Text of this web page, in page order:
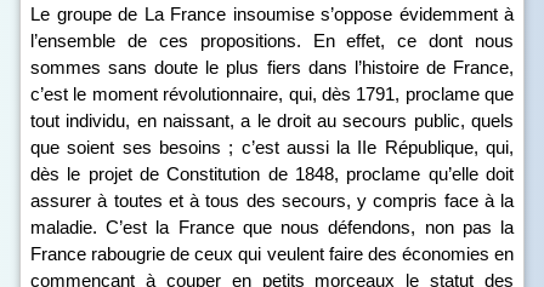
Le groupe de La France insoumise s’oppose évidemment à
l’ensemble de ces propositions. En effet, ce dont nous
sommes sans doute le plus fiers dans l’histoire de France,
c’est le moment révolutionnaire, qui, dès 1791, proclame que
tout individu, en naissant, a le droit au secours public, quels
que soient ses besoins ; c’est aussi la IIe République, qui,
dès le projet de Constitution de 1848, proclame qu’elle doit
assurer à toutes et à tous des secours, y compris face à la
maladie. C’est la France que nous défendons, non pas la
France rabougrie de ceux qui veulent faire des économies en
commençant à couper en petits morceaux le statut des